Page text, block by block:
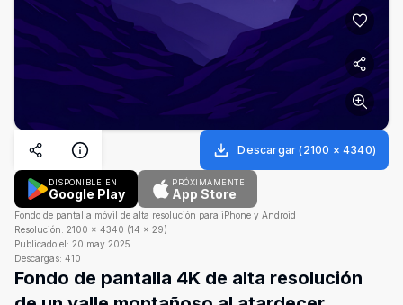
Descargar (2100 × 4340)
DISPONIBLE EN
Google Play
PRÓXIMAMENTE
App Store
Fondo de pantalla móvil de alta resolución para iPhone y Android
Resolución: 2100 × 4340 (14 × 29)
Publicado el: 20 may 2025
Descargas: 410
Fondo de pantalla 4K de alta resolución